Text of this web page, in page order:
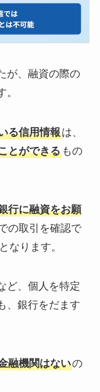
が、融資の際の
る信用情報は、
とができるもの
行に融資をお願
の取引を確認で
なります。
ど、個人を特定
、銀行をだます
融機関はないの